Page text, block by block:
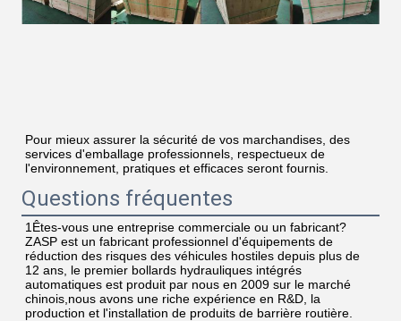
Pour mieux assurer la sécurité de vos marchandises, des
services d'emballage professionnels, respectueux de
l'environnement, pratiques et efficaces seront fournis.
Questions fréquentes
1Êtes-vous une entreprise commerciale ou un fabricant?
ZASP est un fabricant professionnel d'équipements de
réduction des risques des véhicules hostiles depuis plus de
12 ans, le premier bollards hydrauliques intégrés
automatiques est produit par nous en 2009 sur le marché
chinois,nous avons une riche expérience en R&D, la
production et l'installation de produits de barrière routière.